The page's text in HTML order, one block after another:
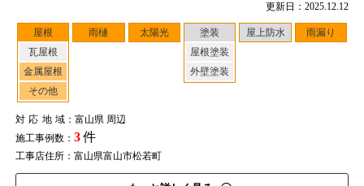
更新日：2025.12.12
屋根
瓦屋根
金属屋根
その他
雨樋 太陽光
塗装
屋根塗装
外壁塗装
屋上防水 雨漏り
対応地域：富山県 周辺
施工事例数： 3件
工事店住所：富山県富山市松若町